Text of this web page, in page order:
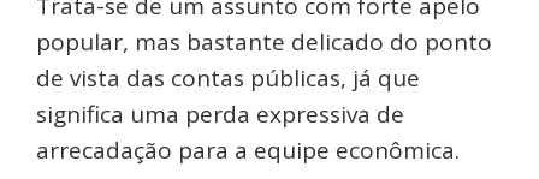
popular, mas bastante delicado do ponto
de vista das contas públicas, já que
significa uma perda expressiva de
arrecadação para a equipe econômica.